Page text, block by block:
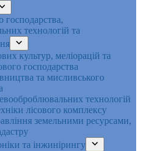
господарства,
технологій та
культур, меліорацій та
господарства
та мисливського
технологій
лісового комплексу
земельними ресурсами,
та інжинірингу